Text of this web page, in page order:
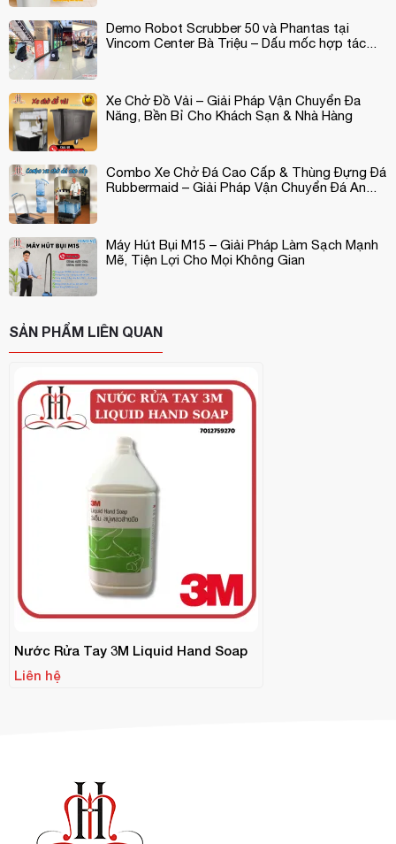
Demo Robot Scrubber 50 và Phantas tại
Vincom Center Bà Triệu – Dấu mốc hợp tác...
Xe Chở Đồ Vải – Giải Pháp Vận Chuyển Đa
Năng, Bền Bỉ Cho Khách Sạn & Nhà Hàng
Combo Xe Chở Đá Cao Cấp & Thùng Đựng Đá
Rubbermaid – Giải Pháp Vận Chuyển Đá An...
Máy Hút Bụi M15 – Giải Pháp Làm Sạch Mạnh
Mẽ, Tiện Lợi Cho Mọi Không Gian
SẢN PHẨM LIÊN QUAN
Nước Rửa Tay 3M Liquid Hand Soap
Liên hệ